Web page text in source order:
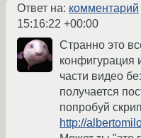
Ответ на: комментарий
15:16:22 +00:00
Странно это
конфигурация
части видео
получается
попробуй
http://